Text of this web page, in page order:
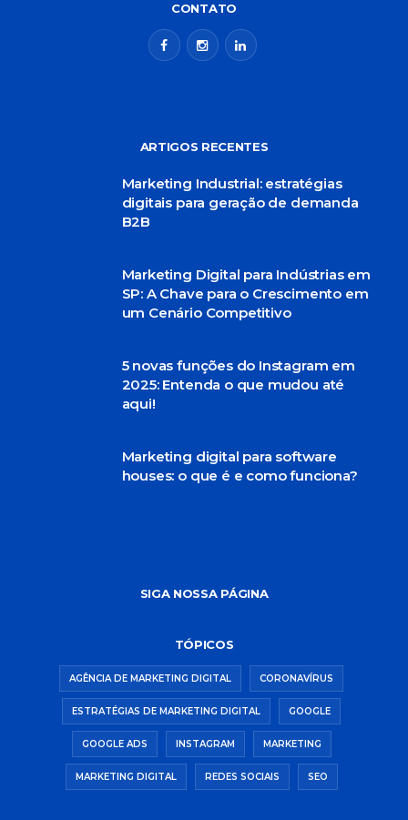
CONTATO
ARTIGOS RECENTES
Marketing Industrial: estratégias
digitais para geração de demanda
B2B
Marketing Digital para Indústrias em
SP: A Chave para o Crescimento em
um Cenário Competitivo
5 novas funções do Instagram em
2025: Entenda o que mudou até
aqui!
Marketing digital para software
houses: o que é e como funciona?
SIGA NOSSA PÁGINA
TÓPICOS
AGÊNCIA DE MARKETING DIGITAL CORONAVÍRUS
ESTRATÉGIAS DE MARKETING DIGITAL GOOGLE
GOOGLE ADS INSTAGRAM MARKETING
MARKETING DIGITAL REDES SOCIAIS SEO